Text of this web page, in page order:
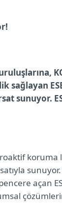
sağlayan
sunuyor.
koruma
açan